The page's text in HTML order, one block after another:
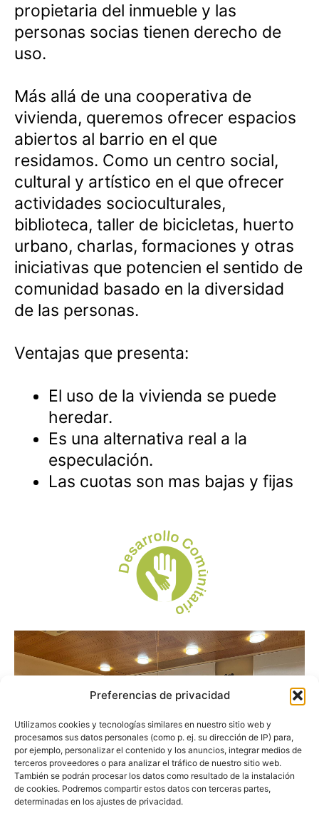
Preferencias de privacidad
Utilizamos cookies y tecnologías similares en nuestro sitio web y
procesamos sus datos personales (como p. ej. su dirección de IP) para,
por ejemplo, personalizar el contenido y los anuncios, integrar medios de
terceros proveedores o para analizar el tráfico de nuestro sitio web.
También se podrán procesar los datos como resultado de la instalación
de cookies. Podremos compartir estos datos con terceras partes,
determinadas en los ajustes de privacidad.
propietaria del inmueble y las
personas socias tienen derecho de
uso.
Más allá de una cooperativa de
vivienda, queremos ofrecer espacios
abiertos al barrio en el que
residamos. Como un centro social,
cultural y artístico en el que ofrecer
actividades socioculturales,
biblioteca, taller de bicicletas, huerto
urbano, charlas, formaciones y otras
iniciativas que potencien el sentido de
comunidad basado en la diversidad
de las personas.
Ventajas que presenta:
El uso de la vivienda se puede
heredar.
Es una alternativa real a la
especulación.
Las cuotas son mas bajas y fijas